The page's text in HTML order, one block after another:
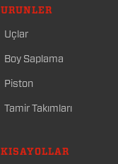
ÜRÜNLER
Uçlar
Boy Saplama
Piston
Tamir Takımları
KISAYOLLAR